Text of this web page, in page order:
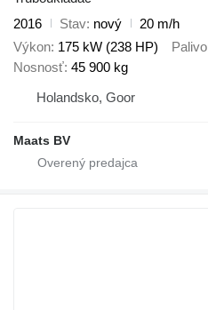
2016
Stav nový
20 m/h
Výkon 175 kW (238 HP) Palivo
Nosnosť 45 900 kg
Holandsko, Goor
Maats BV